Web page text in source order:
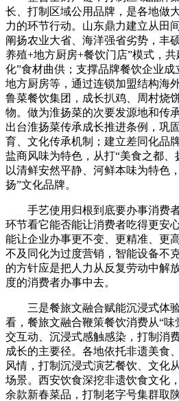
长、打制区域公用品牌，是各地做
力的环节行动。山东鼎力建立从田
阐扬农业大省、海洋强省劣势，丰
养殖+地方厨房+餐饮门店”模式，
化”食材曲供；支撑品牌餐饮企业成
地方厨房等，通过连锁加盟结构海
鲁菜餐饮集团，成长扒鸡、周村烧
物。做为淮扬菜的次要发源地和传
出台淮扬菜传承成长推进条例，巩
育、文化传承机制；建立差同化品
盐商风味为特色，从打“美食之都
以清鲜安然平静、河鲜本味为特色
扬”文化品牌。
手艺使用归根到底要办事消费者
环节看它能否能让消费者吃得更安
能让企业办事更不变、更精准、更
不及同化为过度营销，智能设备不
的方针应是把人力从反复劳动中解
度的消费者办事中去。
三是餐旅文融合赋能沉浸式体验
看，餐旅文融合鞭策餐饮消费从“
交互动、沉浸式感触感染，打制消
成长的主要径。各地依托非遗美食
风情，打制沉浸式演艺餐饮、文化
场景。西安饮食深挖非遗饮食文化
余款新春菜品，打制老字号集群取